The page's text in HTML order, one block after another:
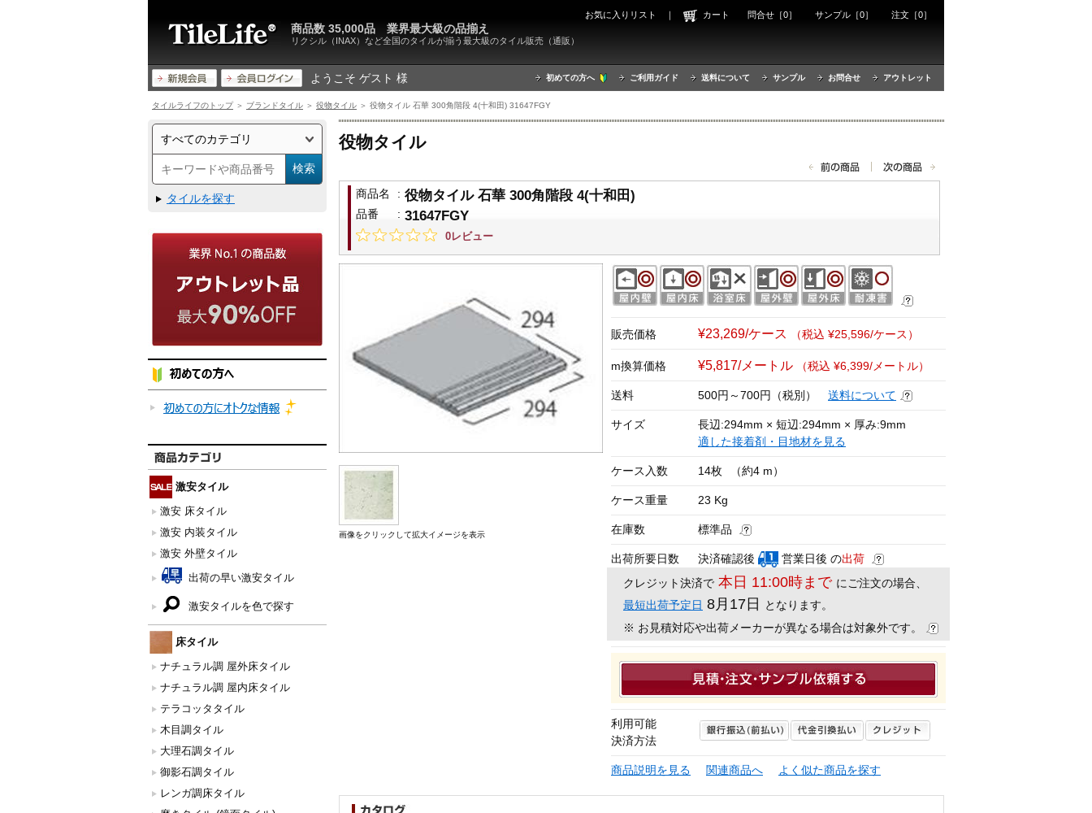
リクシル（INAX）など全国のタイルが揃う最大級のタイル販売（通販）
商品数 35,000品 業界最大級の品揃え
ようこそ ゲスト 様 初めての方へ ご利用ガイド 送料について サンプル お問合せ アウトレット
お気に入りリスト ｜ カート 問合せ［0］ サンプル［0］ 注文［0］
タイルライフのトップ＞ ブランドタイル ＞ 役物タイル ＞ 役物タイル 石華 300角階段 4(十和田) 31647FGY
タイルを探す
激安タイル
激安 床タイル
激安 内装タイル
激安 外壁タイル
出荷の早い激安タイル
激安タイルを色で探す
床タイル
ナチュラル調 屋外床タイル
ナチュラル調 屋内床タイル
テラコッタタイル
木目調タイル
大理石調タイル
御影石調タイル
レンガ調床タイル
役物タイル
商品名 : 役物タイル 石華 300角階段 4(十和田)
品番 : 31647FGY
0レビュー
画像をクリックして拡大イメージを表示
販売価格 ¥23,269/ケース （税込 ¥25,596/ケース）
m換算価格 ¥5,817/メートル （税込 ¥6,399/メートル）
送料 500円～700円（税別） 送料について
サイズ
長辺:294mm × 短辺:294mm × 厚み:9mm
適した接着剤・目地材を見る
ケース入数 14枚 （約4 m）
ケース重量 23 Kg
在庫数 標準品
出荷所要日数 決済確認後 営業日後 の出荷
クレジット決済で 本日 11:00時まで にご注文の場合、
最短出荷予定日 8月17日
となります。
※ お見積対応や出荷メーカーが異なる場合は対象外です。
利用可能
決済方法
商品説明を見る 関連商品へ よく似た商品を探す